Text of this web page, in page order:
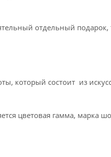
отдельный
который состоит из
цветовая гамма, марка